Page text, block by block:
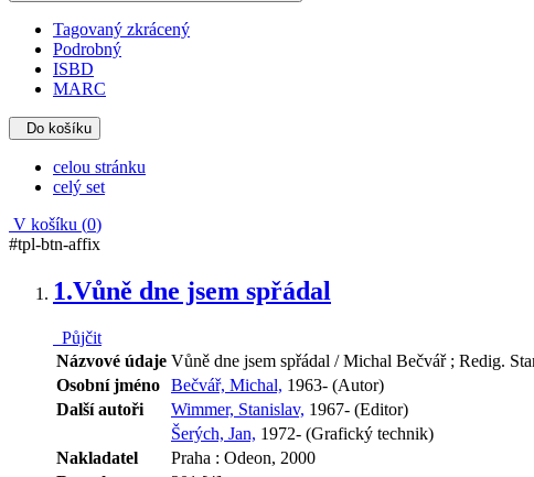
Tagovaný zkrácený
Podrobný
ISBD
MARC
Do košíku
celou stránku
celý set
V košíku (0)
#tpl-btn-affix
1.Vůně dne jsem spřádal
Půjčit
Názvové údaje Vůně dne jsem spřádal / Michal Bečvář ; Redig.
Osobní jméno Bečvář, Michal, 1963- (Autor)
Další autoři
Wimmer, Stanislav, 1967- (Editor)
Šerých, Jan, 1972- (Grafický technik)
Nakladatel
Praha : Odeon, 2000